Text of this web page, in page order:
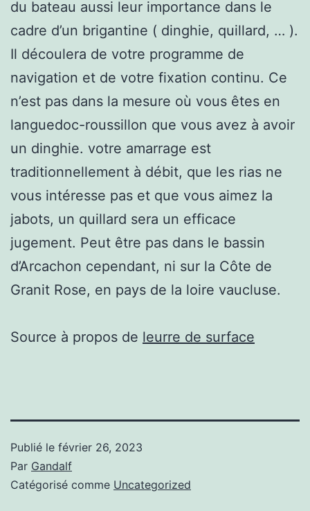
du bateau aussi leur importance dans le
cadre d’un brigantine ( dinghie, quillard, … ).
Il découlera de votre programme de
navigation et de votre fixation continu. Ce
n’est pas dans la mesure où vous êtes en
languedoc-roussillon que vous avez à avoir
un dinghie. votre amarrage est
traditionnellement à débit, que les rias ne
vous intéresse pas et que vous aimez la
jabots, un quillard sera un efficace
jugement. Peut être pas dans le bassin
d’Arcachon cependant, ni sur la Côte de
Granit Rose, en pays de la loire vaucluse.
Source à propos de leurre de surface
Publié le février 26, 2023
Par Gandalf
Catégorisé comme Uncategorized